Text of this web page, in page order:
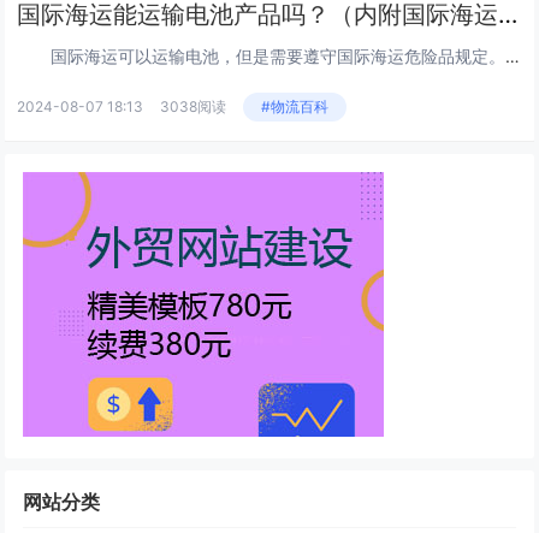
国际海运能运输电池产品吗？（内附国际海运危险品规定）
国际海运可以运输电池，但是需要遵守国际海运危险品规定。根据规定，电池被归类为危险品，因为它们可能会泄漏、燃烧或爆炸。...
2024-08-07 18:13 3038阅读 #物流百科
网站分类